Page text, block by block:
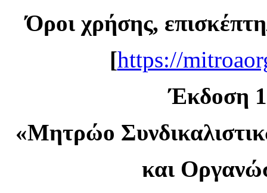
Όροι χρήσης,
[https://
Έκδοση
«Μητρώο
και